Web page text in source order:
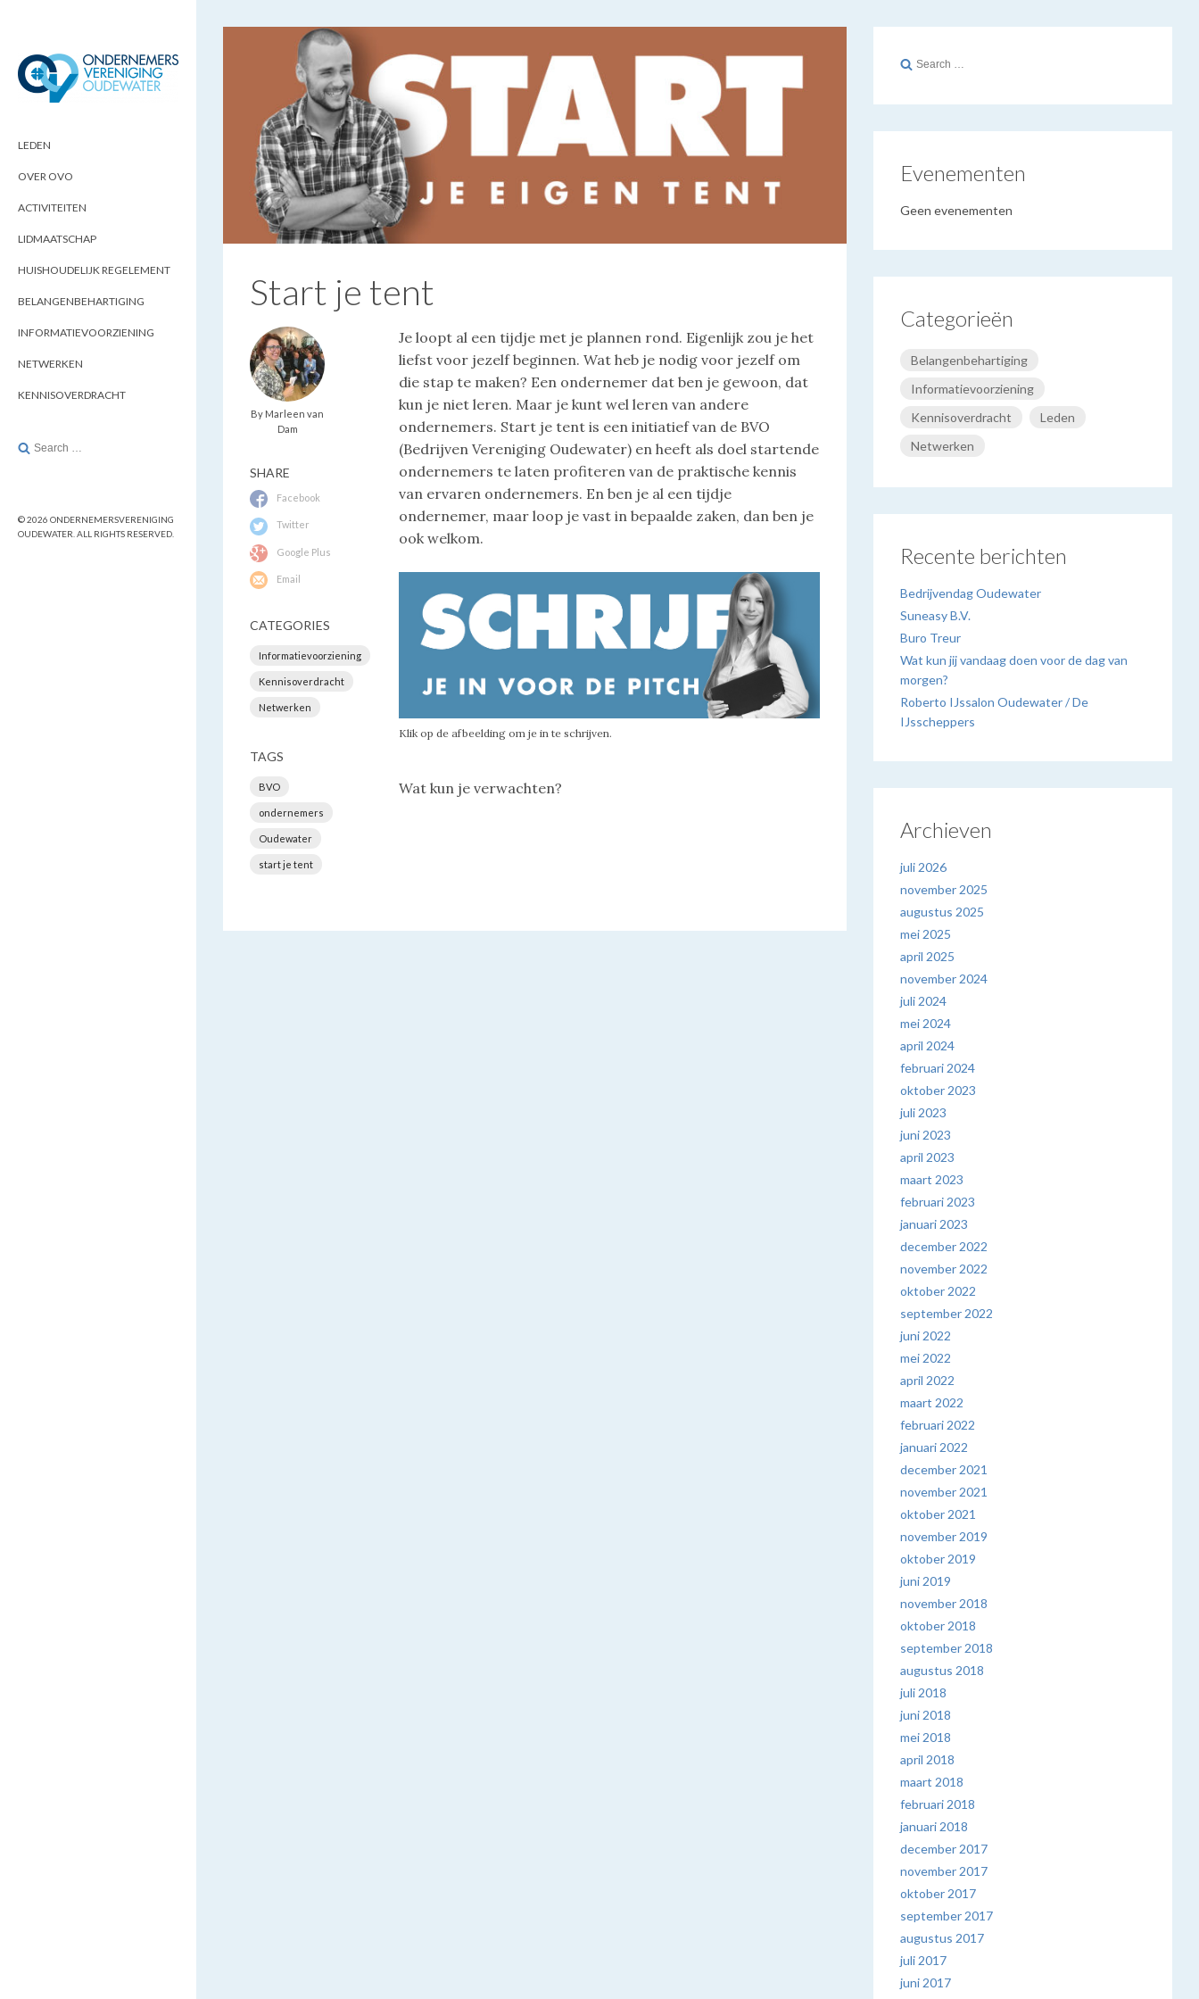
LEDEN
OVER OVO
ACTIVITEITEN
LIDMAATSCHAP
HUISHOUDELIJK REGELEMENT
BELANGENBEHARTIGING
INFORMATIEVOORZIENING
NETWERKEN
KENNISOVERDRACHT
Search
© 2026 ONDERNEMERSVERENIGING
OUDEWATER. ALL RIGHTS RESERVED.
Start je tent
Je loopt al een tijdje met je plannen rond. Eigenlijk zou je het
liefst voor jezelf beginnen. Wat heb je nodig voor jezelf om
die stap te maken? Een ondernemer dat ben je gewoon, dat
kun je niet leren. Maar je kunt wel leren van andere
ondernemers. Start je tent is een initiatief van de BVO
(Bedrijven Vereniging Oudewater) en heeft als doel startende
ondernemers te laten profiteren van de praktische kennis
van ervaren ondernemers. En ben je al een tijdje
ondernemer, maar loop je vast in bepaalde zaken, dan ben je
ook welkom.
Klik op de afbeelding om je in te schrijven.
Wat kun je verwachten?
By Marleen van
Dam
SHARE
Facebook
Twitter
Google Plus
Email
CATEGORIES
Informatievoorziening
Kennisoverdracht
Netwerken
TAGS
BVO
ondernemers
Oudewater
start je tent
Search
Evenementen
Geen evenementen
Categorieën
Belangenbehartiging
Informatievoorziening
Kennisoverdracht
Leden
Netwerken
Recente berichten
Bedrijvendag Oudewater
Suneasy B.V.
Buro Treur
Wat kun jij vandaag doen voor de dag van
morgen?
Roberto IJssalon Oudewater / De
IJsscheppers
Archieven
juli 2026
november 2025
augustus 2025
mei 2025
april 2025
november 2024
juli 2024
mei 2024
april 2024
februari 2024
oktober 2023
juli 2023
juni 2023
april 2023
maart 2023
februari 2023
januari 2023
december 2022
november 2022
oktober 2022
september 2022
juni 2022
mei 2022
april 2022
maart 2022
februari 2022
januari 2022
december 2021
november 2021
oktober 2021
november 2019
oktober 2019
juni 2019
november 2018
oktober 2018
september 2018
augustus 2018
juli 2018
juni 2018
mei 2018
april 2018
maart 2018
februari 2018
januari 2018
december 2017
november 2017
oktober 2017
september 2017
augustus 2017
juli 2017
juni 2017